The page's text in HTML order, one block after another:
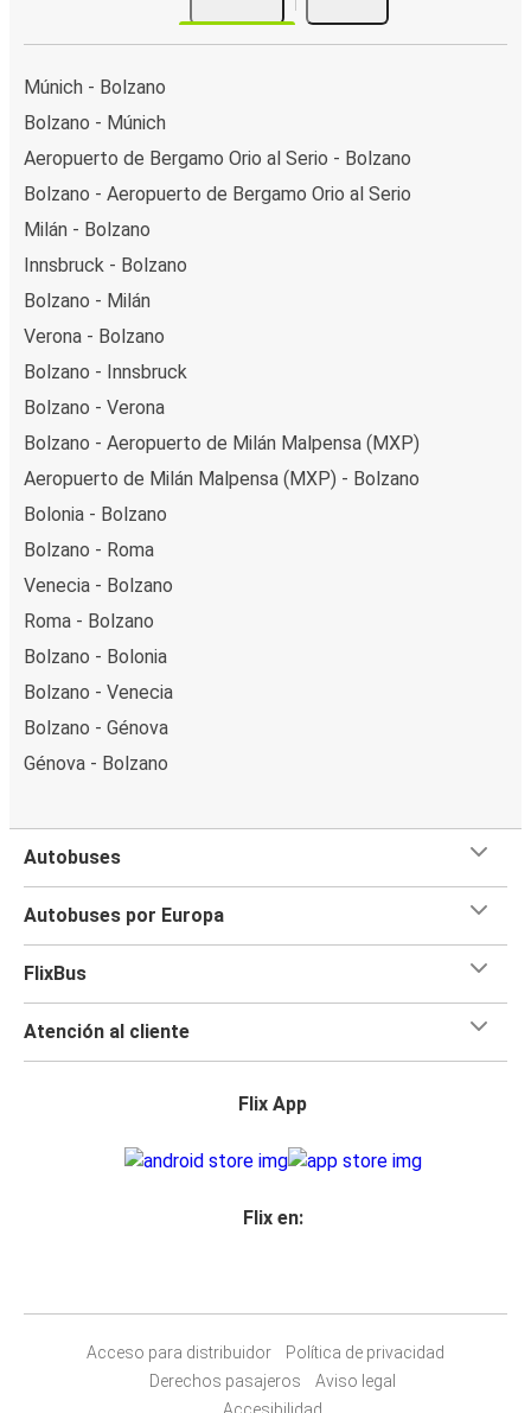
Múnich - Bolzano
Bolzano - Múnich
Aeropuerto de Bergamo Orio al Serio - Bolzano
Bolzano - Aeropuerto de Bergamo Orio al Serio
Milán - Bolzano
Innsbruck - Bolzano
Bolzano - Milán
Verona - Bolzano
Bolzano - Innsbruck
Bolzano - Verona
Bolzano - Aeropuerto de Milán Malpensa (MXP)
Aeropuerto de Milán Malpensa (MXP) - Bolzano
Bolonia - Bolzano
Bolzano - Roma
Venecia - Bolzano
Roma - Bolzano
Bolzano - Bolonia
Bolzano - Venecia
Bolzano - Génova
Génova - Bolzano
Autobuses
Autobuses por Europa
FlixBus
Atención al cliente
Flix App
Flix en:
Acceso para distribuidor
Política de privacidad
Derechos pasajeros
Aviso legal
Accesibilidad